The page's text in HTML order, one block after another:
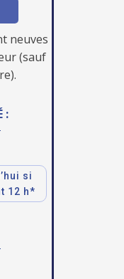
neuves
(sauf
:
si
12 h*